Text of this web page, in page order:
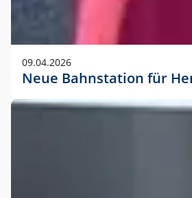
09.04.2026
Neue Bahnstation für